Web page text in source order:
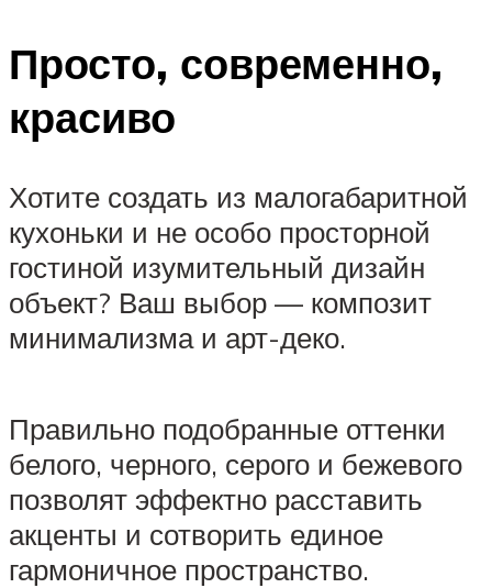
Просто, современно,
красиво
Хотите создать из малогабаритной
кухоньки и не особо просторной
гостиной изумительный дизайн
объект? Ваш выбор — композит
минимализма и арт-деко.
Правильно подобранные оттенки
белого, черного, серого и бежевого
позволят эффектно расставить
акценты и сотворить единое
гармоничное пространство.